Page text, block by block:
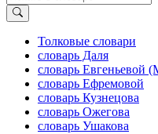
Толковые словари
словарь Даля
словарь Евгеньевой
словарь Ефремовой
словарь Кузнецова
словарь Ожегова
словарь Ушакова